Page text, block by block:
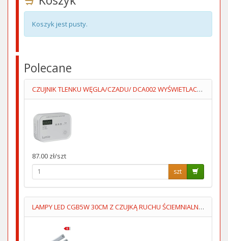
Koszyk jest pusty.
Polecane
CZUJNIK TLENKU WĘGLA/CZADU/ DCA002 WYŚWIETLACZ 3XAA LUMIO
87.00 zł/szt
szt
LAMPY LED CGB5W 30CM Z CZUJKĄ RUCHU ŚCIEMNIALNE KPL=2SZT